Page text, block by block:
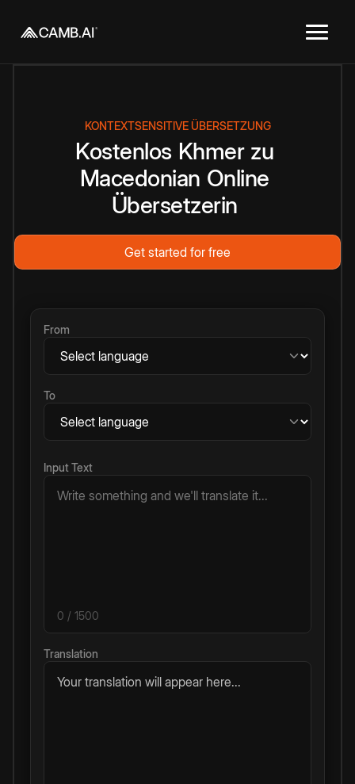
KONTEXTSENSITIVE ÜBERSETZUNG
Kostenlos Khmer zu
Macedonian Online
Übersetzerin
Get started for free
From
To
Input Text
0 / 1500
Translation
Your translation will appear here...